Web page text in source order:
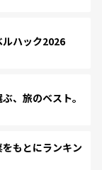
ハック2026
、旅のベスト。
もとにランキン